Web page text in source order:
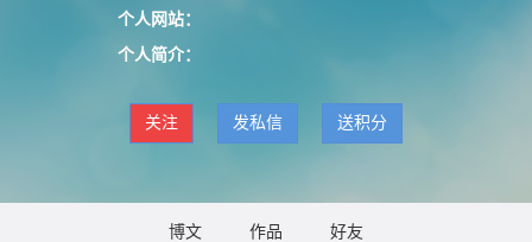
个人网站：
个人简介：
关注 发私信 送积分
博文 作品 好友